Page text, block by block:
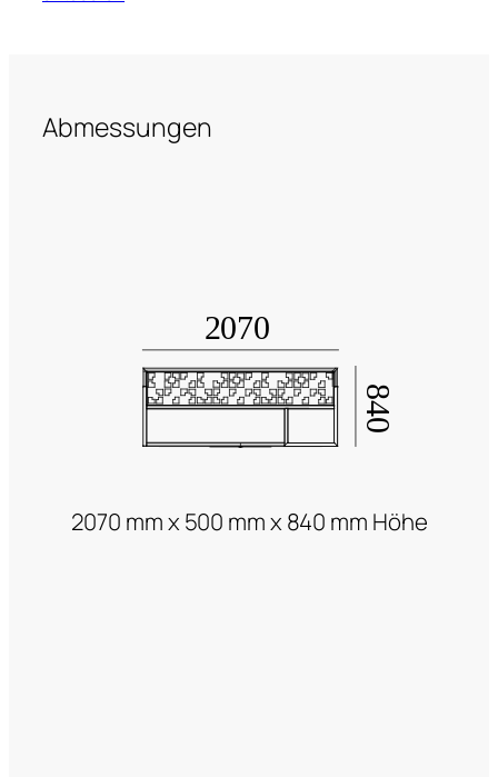
Abmessungen
2070 mm x 500 mm x 840 mm Höhe